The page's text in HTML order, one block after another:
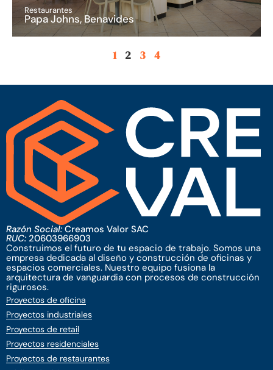
Restaurantes
Papa Johns, Benavides
1 2 3 4
Razón Social: Creamos Valor SAC
RUC: 20603966903
Construimos el futuro de tu espacio de trabajo. Somos una
empresa dedicada al diseño y construcción de oficinas y
espacios comerciales. Nuestro equipo fusiona la
arquitectura de vanguardia con procesos de construcción
rigurosos.
Proyectos de oficina
Proyectos industriales
Proyectos de retail
Proyectos residenciales
Proyectos de restaurantes